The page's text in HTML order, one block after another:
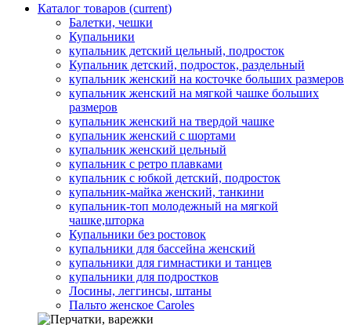
Каталог товаров (current)
Балетки, чешки
Купальники
купальник детский цельный, подросток
Купальник детский, подросток, раздельный
купальник женский на косточке больших размеров
купальник женский на мягкой чашке больших
размеров
купальник женский на твердой чашке
купальник женский с шортами
купальник женский цельный
купальник с ретро плавками
купальник с юбкой детский, подросток
купальник-майка женский, танкини
купальник-топ молодежный на мягкой
чашке,шторка
Купальники без ростовок
купальники для бассейна женский
купальники для гимнастики и танцев
купальники для подростков
Лосины, леггинсы, штаны
Пальто женское Caroles